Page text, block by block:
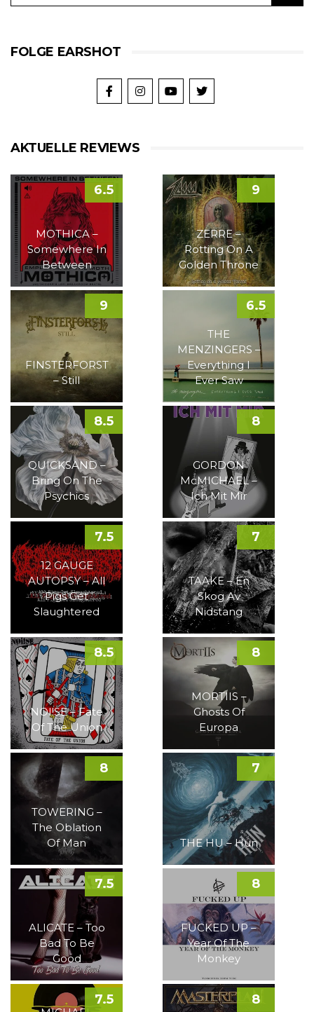
FOLGE EARSHOT
AKTUELLE REVIEWS
MOTHICA –
Somewhere In
Between
6.5
ZERRE –
Rotting On A
Golden Throne
9
FINSTERFORST
– Still
9
THE
MENZINGERS –
Everything I
Ever Saw
6.5
QUICKSAND –
Bring On The
Psychics
8.5
GORDON
McMICHAEL –
Ich Mit Mir
8
12 GAUGE
AUTOPSY – All
Pigs Get
Slaughtered
7.5
TAAKE – En
Skog Av
Nidstang
7
NOI!SE – Fate
Of The Union
8.5
MORTIIS –
Ghosts Of
Europa
8
TOWERING –
The Oblation
Of Man
8
THE HU – Hun
7
ALICATE – Too
Bad To Be
Good
7.5
FUCKED UP –
Year Of The
Monkey
8
7.5 8